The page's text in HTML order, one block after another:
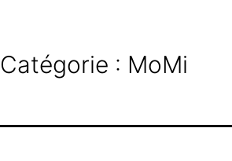
Schule
Karlsruhe
Catégorie : MoMi